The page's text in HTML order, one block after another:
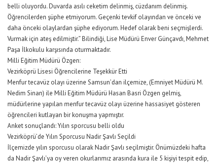
belli oluyordu. Duvarda asılı ceketim delinmiş, cüzdanım delinmiş.
Öğrencilerden şüphe etmiyorum. Geçenki tevkif olayından ve önceki ve
daha önceki olaylardan şüphe ediyorum. Hedef olarak beni seçmişlerdi.
Vurmak için ateş edilmiştir.” Bilindiği, Lise Müdürü Enver Günçavdı, Mehmet
Paşa İlkokulu karşısında oturmaktadır.
Milli Eğitim Müdürü Özgen:
Vezirköprü Lisesi Öğrencilerine Teşekkür Etti
Menfur tecavüz olayı üzerine Samsun’dan ilçemize, (Emniyet Müdürü M.
Nedim Sinan) ile Milli Eğitim Müdürü Hasan Basri Özgen gelmiş,
müdürlerine yapılan menfur tecavüz olayı üzerine hassasiyet gösteren
öğrencileri kutlayan bir konuşma yapmıştır.
Anket sonuçlandı: Yılın sporcusu belli oldu
Vezirköprü’de Yılın Sporcusu Nadir Şavlı Seçildi
İlçemizde yılın sporcusu olarak Nadir Şavlı seçilmiştir. Önümüzdeki hafta
da Nadir Şavlı’ya oy veren okurlarımız arasında kura ile 5 kişiyi tespit edip,